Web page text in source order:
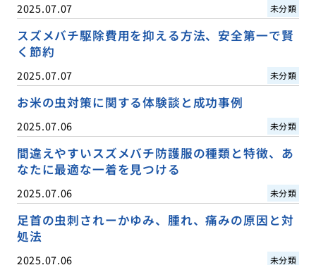
2025.07.07 未分類
スズメバチ駆除費用を抑える方法、安全第一で賢
く節約
2025.07.07 未分類
お米の虫対策に関する体験談と成功事例
2025.07.06 未分類
間違えやすいスズメバチ防護服の種類と特徴、あ
なたに最適な一着を見つける
2025.07.06 未分類
足首の虫刺されーかゆみ、腫れ、痛みの原因と対
処法
2025.07.06 未分類